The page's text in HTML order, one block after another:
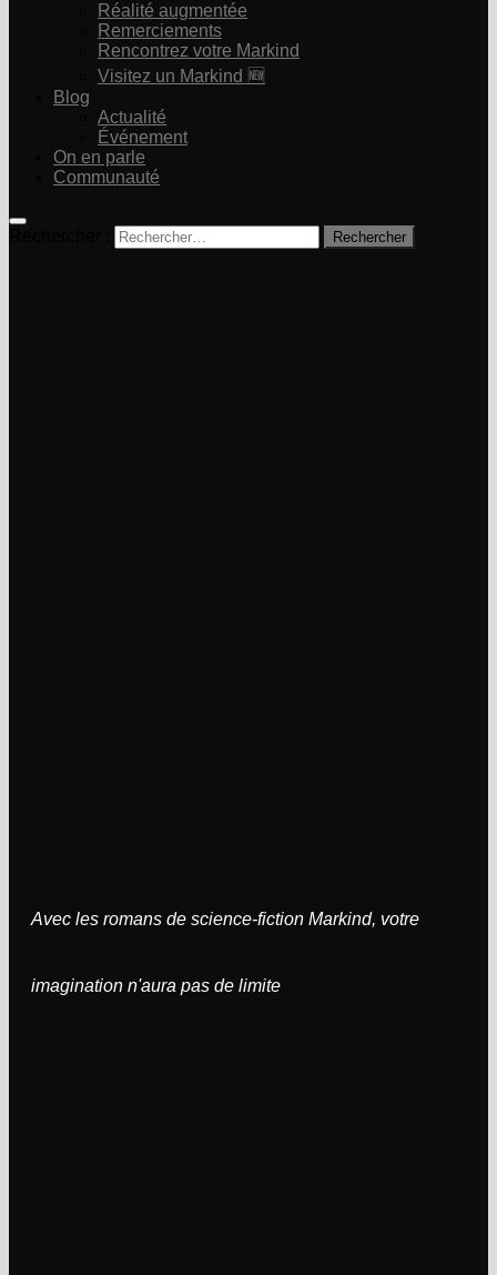
Réalité augmentée
Remerciements
Rencontrez votre Markind
Visitez un Markind 🆕
Blog
Actualité
Événement
On en parle
Communauté
Avec les romans de science-fiction Markind, votre
imagination n'aura pas de limite